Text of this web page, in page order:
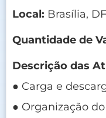
Local: Brasília, DF
Quantidade de
Descrição das
● Carga e
● Organização